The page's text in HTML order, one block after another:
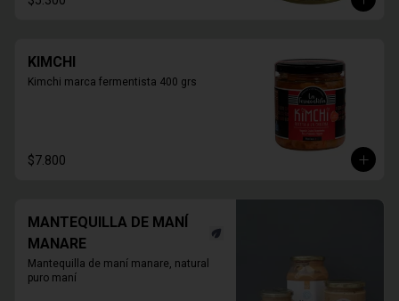
KIMCHI
Kimchi marca fermentista 400 grs
$7.800
MANTEQUILLA DE MANÍ
MANARE
Mantequilla de maní manare, natural
puro maní